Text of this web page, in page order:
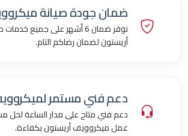
ضمان جودة صيانة
نوفر ضمان 6 أشهر على جميع
أريستون لضمان رضاكم التام.
دعم فني مستمر
دعم فني متاح على مدار الساعة لحل
عمل ميكروويف أريستون بكفاءة.